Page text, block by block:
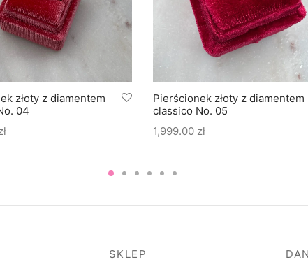
złoty z diamentem
04
Pierścionek złoty z diamentem
classico No. 05
1,999.00 zł
SKLEP